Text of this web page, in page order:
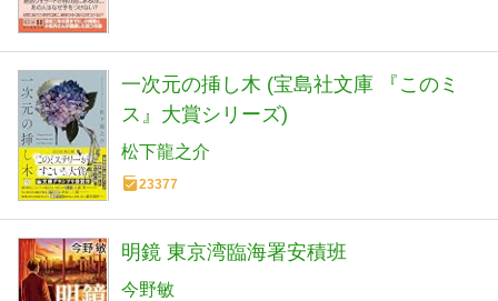
一次元の挿し木 (宝島社文庫 『このミ
ス』大賞シリーズ)
松下龍之介
23377
明鏡 東京湾臨海署安積班
今野敏